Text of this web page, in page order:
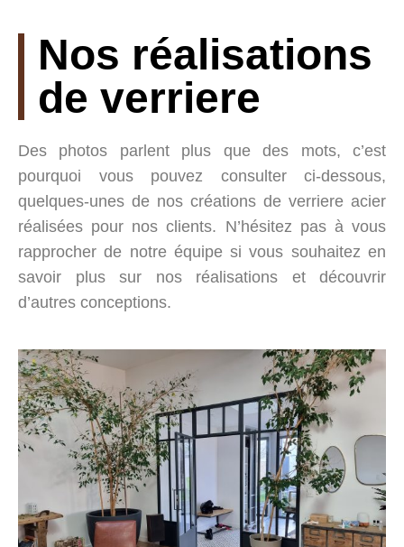
Nos réalisations
de verriere
Des photos parlent plus que des mots, c’est
pourquoi vous pouvez consulter ci-dessous,
quelques-unes de nos créations de verriere acier
réalisées pour nos clients. N’hésitez pas à vous
rapprocher de notre équipe si vous souhaitez en
savoir plus sur nos réalisations et découvrir
d’autres conceptions.